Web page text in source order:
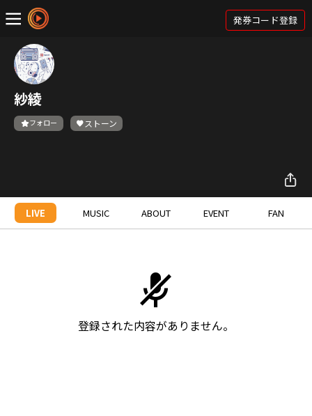
発券コード登録
紗綾
フォロー ストーン
LIVE MUSIC ABOUT EVENT FAN
登録された内容がありません。